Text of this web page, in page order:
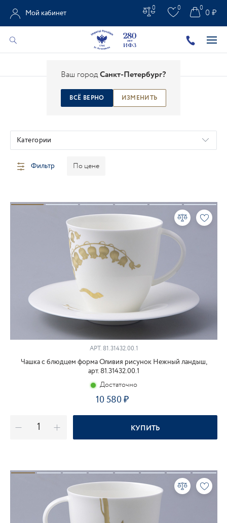
Ваш городСанкт-Петербург?
ВСЁ ВЕРНО ИЗМЕНИТЬ
Мой кабинет
0 0 0 ₽
0
КОСТЯНОЙ ФАРФОР
Категории
Фильтр По цене
АРТ.81.31432.00.1
Чашка с блюдцем форма Оливия рисунок Нежный ландыш,
арт. 81.31432.00.1
Достаточно
10 580
КУПИТЬ